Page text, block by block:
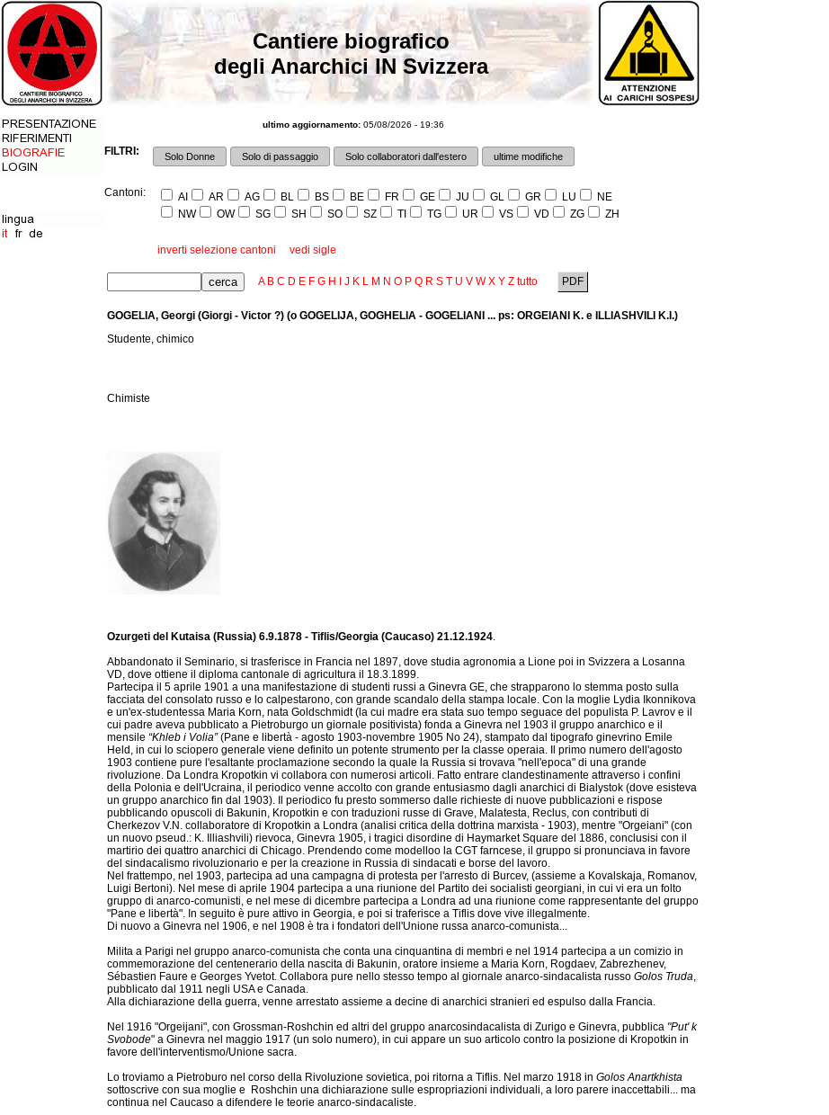
Cantiere biografico
degli Anarchici IN Svizzera
ultimo aggiornamento: 05/08/2026 - 19:36
FILTRI: Solo Donne Solo di passaggio Solo collaboratori dall'estero ultime modifiche
Cantoni: AI AR AG BL BS BE FR GE JU GL GR LU
NE
NW
OW SG SH SO SZ TI TG UR VS VD ZG ZH
inverti selezione cantoni vedi sigle
A B C D E F G H J K L M N O P Q R S T U V W X Y Z tutto PDF
GOGELIA, Georgi (Giorgi - Victor ?) (o GOGELIJA, GOGHELIA - GOGELIANI ... ps: ORGEIANI K. e ILLIASHVILI K.I.)
Studente, chimico
Chimiste
Ozurgeti del Kutaisa (Russia) 6.9.1878 - Tiflis/Georgia (Caucaso) 21.12.1924.
Abbandonato il Seminario, si trasferisce in Francia nel 1897, dove studia agronomia a Lione poi in Svizzera a Losanna
VD, dove ottiene il diploma cantonale di agricultura il 18.3.1899.
Partecipa il 5 aprile 1901 a una manifestazione di studenti russi a Ginevra GE, che strapparono lo stemma posto sulla
facciata del consolato russo e lo calpestarono, con grande scandalo della stampa locale. Con la moglie Lydia Ikonnikova
e un'ex-studentessa Maria Korn, nata Goldschmidt (la cui madre era stata suo tempo seguace del populista P. Lavrov e il
cui padre aveva pubblicato a Pietroburgo un giornale positivista) fonda a Ginevra nel 1903 il gruppo anarchico e il
mensile “Khleb i Volia”(Pane e libertà - agosto 1903-novembre 1905 No 24), stampato dal tipografo ginevrino Emile
Held, in cui lo sciopero generale viene definito un potente strumento per la classe operaia. Il primo numero dell'agosto
1903 contiene pure l'esaltante proclamazione secondo la quale la Russia si trovava "nell'epoca" di una grande
rivoluzione. Da Londra Kropotkin vi collabora con numerosi articoli. Fatto entrare clandestinamente attraverso i confini
della Polonia e dell'Ucraina, il periodico venne accolto con grande entusiasmo dagli anarchici di Bialystok (dove esisteva
un gruppo anarchico fin dal 1903). Il periodico fu presto sommerso dalle richieste di nuove pubblicazioni e rispose
pubblicando opuscoli di Bakunin, Kropotkin e con traduzioni russe di Grave, Malatesta, Reclus, con contributi di
Cherkezov V.N. collaboratore di Kropotkin a Londra (analisi critica della dottrina marxista - 1903), mentre "Orgeiani" (con
un nuovo pseud.: K. Illiashvili) rievoca, Ginevra 1905, i tragici disordine di Haymarket Square del 1886, conclusisi con il
martirio dei quattro anarchici di Chicago. Prendendo come modelloo la CGT farncese, il gruppo si pronunciava in favore
del sindacalismo rivoluzionario e per la creazione in Russia di sindacati e borse del lavoro.
Nel frattempo, nel 1903, partecipa ad una campagna di protesta per l'arresto di Burcev, (assieme a Kovalskaja, Romanov,
Luigi Bertoni). Nel mese di aprile 1904 partecipa a una riunione del Partito dei socialisti georgiani, in cui vi era un folto
gruppo di anarco-comunisti, e nel mese di dicembre partecipa a Londra ad una riunione come rappresentante del gruppo
"Pane e libertà". In seguito è pure attivo in Georgia, e poi si traferisce a Tiflis dove vive illegalmente.
Di nuovo a Ginevra nel 1906, e nel 1908 è tra i fondatori dell'Unione russa anarco-comunista...
Milita a Parigi nel gruppo anarco-comunista che conta una cinquantina di membri e nel 1914 partecipa a un comizio in
commemorazione del centenerario della nascita di Bakunin, oratore insieme a Maria Korn, Rogdaev, Zabrezhenev,
Sébastien Faure e Georges Yvetot. Collabora pure nello stesso tempo al giornale anarco-sindacalista russo Golos Truda,
pubblicato dal 1911 negli USA e Canada.
Alla dichiarazione della guerra, venne arrestato assieme a decine di anarchici stranieri ed espulso dalla Francia.
Nel 1916 "Orgeijani", con Grossman-Roshchin ed altri del gruppo anarcosindacalista di Zurigo e Ginevra, pubblica "Put' k
Svobode" a Ginevra nel maggio 1917 (un solo numero), in cui appare un suo articolo contro la posizione di Kropotkin in
favore dell'interventismo/Unione sacra.
Lo troviamo a Pietroburo nel corso della Rivoluzione sovietica, poi ritorna a Tiflis. Nel marzo 1918 in Golos Anartkhista
sottoscrive con sua moglie e Roshchin una dichiarazione sulle espropriazioni individuali, a loro parere inaccettabili... ma
continua nel Caucaso a difendere le teorie anarco-sindacaliste.